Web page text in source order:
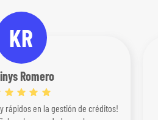
KR
Romero
rápidos en la gestión de créditos!